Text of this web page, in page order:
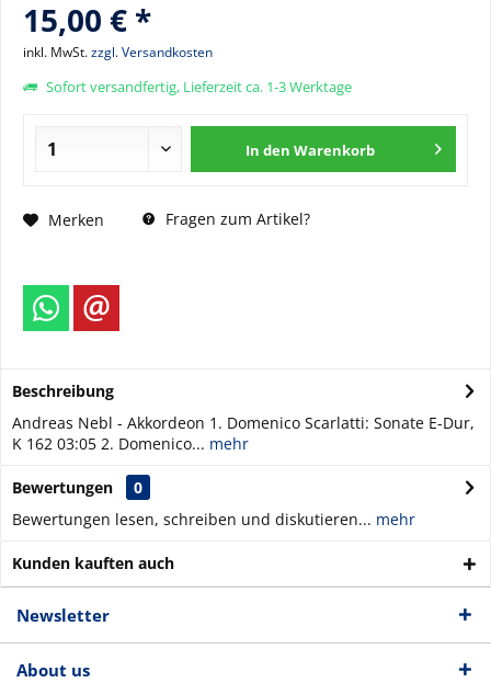
15,00 € *
inkl. MwSt.zzgl. Versandkosten
Sofort versandfertig, Lieferzeit ca. 1-3 Werktage
In den Warenkorb
Merken Fragen zum Artikel?
Beschreibung
Andreas Nebl - Akkordeon 1. Domenico Scarlatti: Sonate E-Dur,
K 162 03:05 2. Domenico... mehr
Bewertungen
0
Bewertungen lesen, schreiben und diskutieren... mehr
Kunden kauften auch
Newsletter
About us